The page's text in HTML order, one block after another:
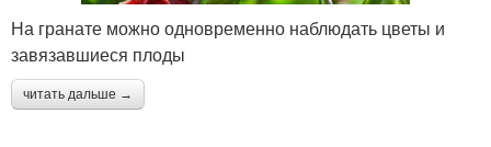
На гранате можно одновременно наблюдать цветы и
завязавшиеся плоды
читать дальше →